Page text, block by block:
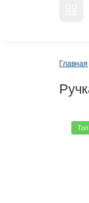
Главная
Топ